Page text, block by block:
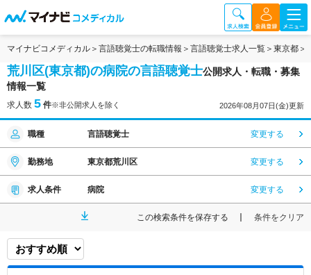
マイナビコメディカル 言語聴覚士の転職情報 言語聴覚士求人一覧 東京都
荒川区(東京都)の病院の言語聴覚士公開求人・転職・募集
情報一覧
求人数 5 件※非公開求人を除く 2026年08月07日(金)更新
職種 言語聴覚士 変更する
勤務地 東京都荒川区 変更する
求人条件 病院 変更する
この検索条件を保存する 条件をクリア